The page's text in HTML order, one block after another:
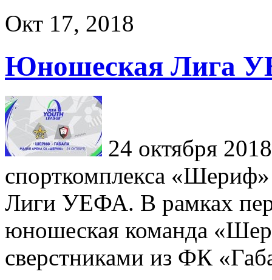
Окт 17, 2018
Юношеcкая Лига
24 октября
спорткомплекса
Лиги УЕФА. В рамках
юношеская команда
сверстниками из ФК